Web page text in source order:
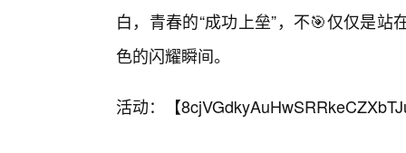
白，青春的“成功上垒”，不🎯仅仅是
色的闪耀瞬间。
活动：【